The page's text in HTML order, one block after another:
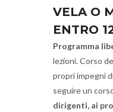
VELA O
ENTRO
Programma
lezioni. Corso
propri impegni
seguire un
dirigenti, ai